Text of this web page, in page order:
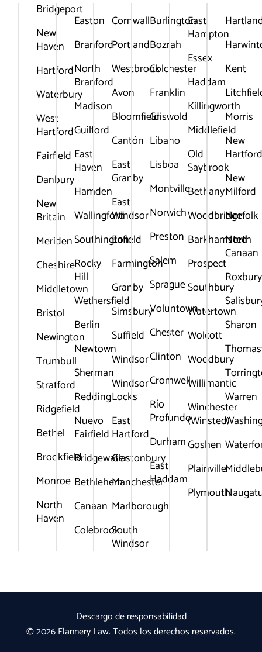
Bridgeport
New
Haven
Hartford
Waterbury
West
Hartford
Fairfield
Danbury
New
Britain
Meriden
Cheshire
Middletown
Bristol
Newington
Trumbull
Stratford
Ridgefield
Bethel
Brookfield
Monroe
North
Haven
Easton
Branford
North
Branford
Madison
Guilford
East
Haven
Hamden
Wallingford
Southington
Rocky
Hill
Wethersfield
Berlín
Newtown
Sherman
Redding
Nuevo
Fairfield
Bridgewater
Bethlehem
Canaan
Colebrook
Cornwall
Portland
Westbrook
Avon
Bloomfield
Cantón
East
Granby
East
Windsor
Enfield
Farmington
Granby
Simsbury
Suffield
Windsor
Windsor
Locks
East
Hartford
Glastonbury
Manchester
Marlborough
South
Windsor
Burlington
Bozrah
Colchester
Franklin
Griswold
Líbano
Lisboa
Montville
Norwich
Preston
Salem
Sprague
Voluntown
Chester
Clinton
Cromwell
Río
Profundo
Durham
East
Haddam
East
Hampton
Essex
Haddam
Killingworth
Middlefield
Old
Saybrook
Bethany
Woodbridge
Barkhamsted
Prospect
Southbury
Watertown
Wolcott
Woodbury
Willimantic
Winchester
(Winsted)
Goshen
Plainville
Plymouth
Kent
Morris
New
New
Milford
Norfolk
North
Canaan
Roxbury
Sharon
Warren
Descargo de responsabilidad
© 2026 Flannery Law. Todos los derechos reservados.